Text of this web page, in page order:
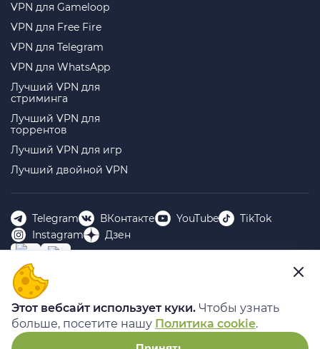
VPN для Gameloop
VPN для Free Fire
VPN для Telegram
VPN для WhatsApp
Лучший VPN для
стриминга
Лучший VPN для
торрентов
Лучший VPN для игр
Лучший двойной VPN
Telegram ВКонтакте YouTube
TikTok
Instagram
Дзен
ООО “БИГ ДАТА” 143401, МОСКОВСКАЯ ОБЛАСТЬ, Г.О.
КРАСНОГОРСК, Г КРАСНОГОРСК, Б-Р КРАСНОГОРСКИЙ,
Д. 9, ПОМЕЩ. XII ИНН 5024249162 КПП 502401001
© 2026 Planet VPN. Все права защищены.
Этот вебсайт использует куки. Чтобы узнать
больше, посетите нашу Политика cookie.